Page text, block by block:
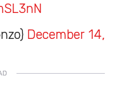
December 14,